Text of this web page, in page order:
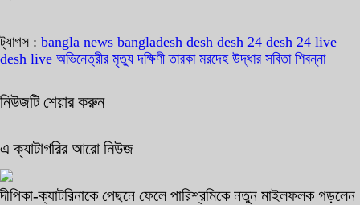
ট্যাগস : bangla news bangladesh desh desh 24 desh 24 live
desh live অভিনেত্রীর মৃত্যু দক্ষিণী তারকা মরদেহ উদ্ধার সবিতা শিবন্না
নিউজটি শেয়ার করুন
এ ক্যাটাগরির আরো নিউজ
দীপিকা-ক্যাটরিনাকে পেছনে ফেলে পারিশ্রমিকে নতুন মাইলফলক গড়লেন